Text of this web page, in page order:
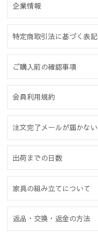
企業情報
特定商取引法に基づく表記
ご購入前の確認事項
会員利用規約
注文完了メールが届かない
出荷までの日数
家具の組み立てについて
返品・交換・返金の方法